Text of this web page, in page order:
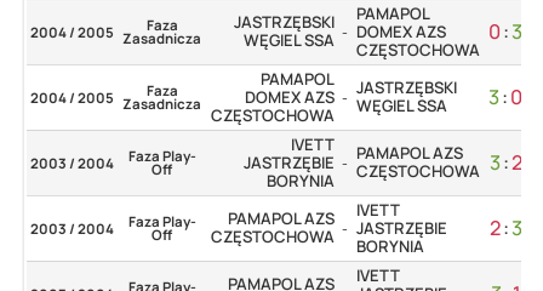
2004 / 2005 Faza
Zasadnicza
JASTRZĘBSKI
WĘGIEL SSA -
PAMAPOL
DOMEX AZS
CZĘSTOCHOWA
0:3
2004 / 2005 Faza
Zasadnicza
PAMAPOL
DOMEX AZS
CZĘSTOCHOWA
- JASTRZĘBSKI
WĘGIEL SSA
3:0
2003 / 2004 Faza Play-
Off
IVETT
JASTRZĘBIE
BORYNIA
- PAMAPOL AZS
CZĘSTOCHOWA 3:2
2003 / 2004 Faza Play-
Off
PAMAPOL AZS
CZĘSTOCHOWA -
IVETT
JASTRZĘBIE
BORYNIA
2:3
Faza Play-
PAMAPOL AZS
IVETT